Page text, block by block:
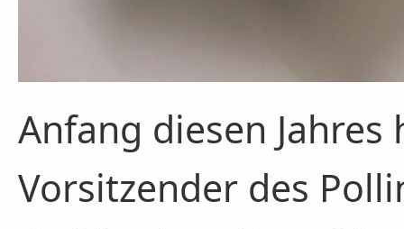
Anfang diesen Jahres
Vorsitzender des